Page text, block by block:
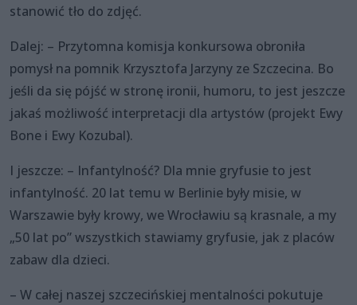
stanowić tło do zdjęć.
Dalej: – Przytomna komisja konkursowa obroniła
pomysł na pomnik Krzysztofa Jarzyny ze Szczecina. Bo
jeśli da się pójść w stronę ironii, humoru, to jest jeszcze
jakaś możliwość interpretacji dla artystów (projekt Ewy
Bone i Ewy Kozubal).
I jeszcze: – Infantylność? Dla mnie gryfusie to jest
infantylność. 20 lat temu w Berlinie były misie, w
Warszawie były krowy, we Wrocławiu są krasnale, a my
„50 lat po” wszystkich stawiamy gryfusie, jak z placów
zabaw dla dzieci.
– W całej naszej szczecińskiej mentalności pokutuje